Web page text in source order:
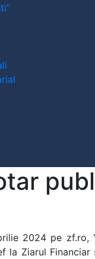
2024 pe zf.ro,
Ziarul Financiar